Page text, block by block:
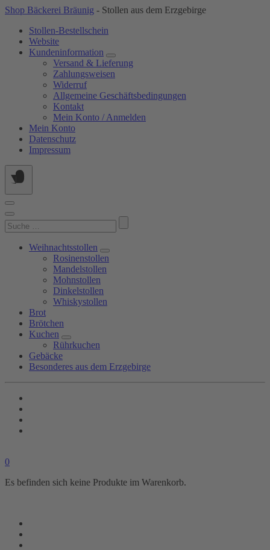
Springe
Inhalt
Shop Bäckerei Bräunig - Stollen aus dem Erzgebirge
Stollen-Bestellschein
Website
Kundeninformation
Versand & Lieferung
Zahlungsweisen
Widerruf
Allgemeine Geschäftsbedingungen
Kontakt
Mein Konto / Anmelden
Mein Konto
Datenschutz
Impressum
Suchen
nach:
Weihnachtsstollen
Rosinenstollen
Mandelstollen
Mohnstollen
Dinkelstollen
Whiskystollen
Brot
Brötchen
Kuchen
Rührkuchen
Gebäcke
Besonderes aus dem Erzgebirge
0
Es befinden sich keine Produkte im Warenkorb.